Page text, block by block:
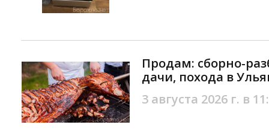
Продам: сборно-
дачи, похода в
3 августа 2026 г. в